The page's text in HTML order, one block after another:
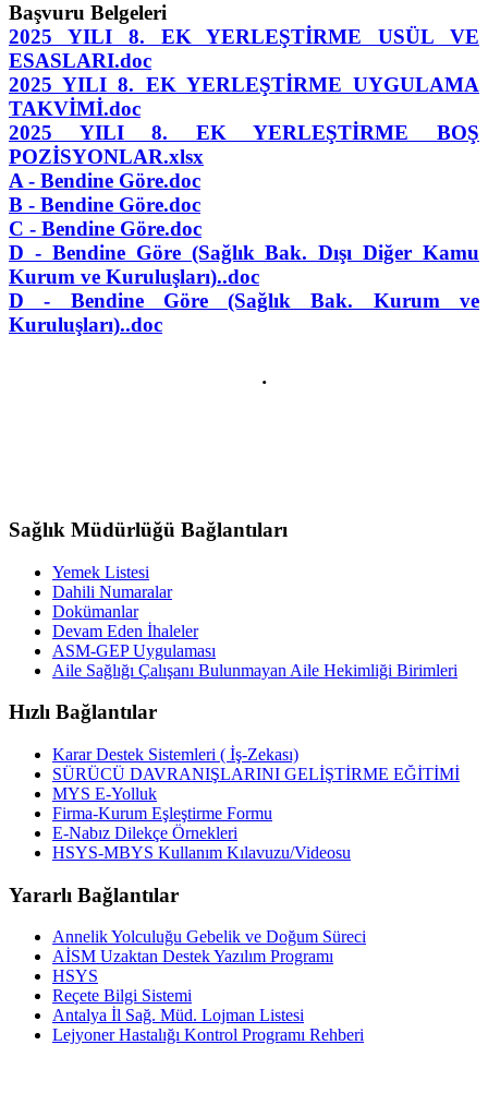
Başvuru Belgeleri
2025 YILI 8. EK YERLEŞTİRME USÜL VE
ESASLARI.doc
2025 YILI 8. EK YERLEŞTİRME UYGULAMA
TAKVİMİ.doc
2025 YILI 8. EK YERLEŞTİRME BOŞ
POZİSYONLAR.xlsx
A - Bendine Göre.doc
B - Bendine Göre.doc
C - Bendine Göre.doc
D - Bendine Göre (Sağlık Bak. Dışı Diğer Kamu
Kurum ve Kuruluşları)..doc
D - Bendine Göre (Sağlık Bak. Kurum ve
Kuruluşları)..doc
.
Sağlık Müdürlüğü Bağlantıları
Yemek Listesi
Dahili Numaralar
Dokümanlar
Devam Eden İhaleler
ASM-GEP Uygulaması
Aile Sağlığı Çalışanı Bulunmayan Aile Hekimliği Birimleri
Hızlı Bağlantılar
Karar Destek Sistemleri ( İş-Zekası)
SÜRÜCÜ DAVRANIŞLARINI GELİŞTİRME EĞİTİMİ
MYS E-Yolluk
Firma-Kurum Eşleştirme Formu
E-Nabız Dilekçe Örnekleri
HSYS-MBYS Kullanım Kılavuzu/Videosu
Yararlı Bağlantılar
Annelik Yolculuğu Gebelik ve Doğum Süreci
AİSM Uzaktan Destek Yazılım Programı
HSYS
Reçete Bilgi Sistemi
Antalya İl Sağ. Müd. Lojman Listesi
Lejyoner Hastalığı Kontrol Programı Rehberi